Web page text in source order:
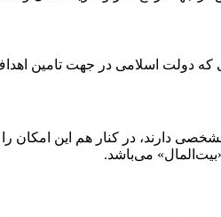
دولت اسلامی در جهت تامین
دارند، در کنار هم این
می‌باشد.